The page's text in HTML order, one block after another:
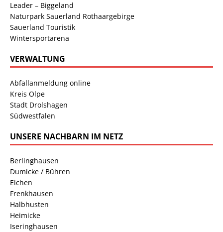
Leader – Biggeland
Naturpark Sauerland Rothaargebirge
Sauerland Touristik
Wintersportarena
VERWALTUNG
Abfallanmeldung online
Kreis Olpe
Stadt Drolshagen
Südwestfalen
UNSERE NACHBARN IM NETZ
Berlinghausen
Dumicke / Bühren
Eichen
Frenkhausen
Halbhusten
Heimicke
Iseringhausen